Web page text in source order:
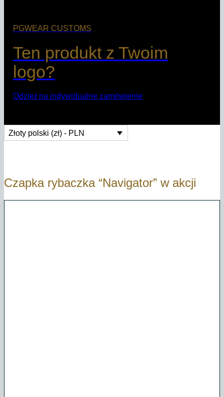
PGWEAR CUSTOMS
Ten produkt z Twoim
logo?
Odzież na indywidualne zamówienie
Złoty polski (zł) - PLN
Czapka rybaczka “Navigator” w akcji